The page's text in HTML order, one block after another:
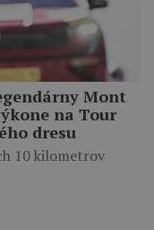
Mont
na Tour
dresu
10 kilometrov